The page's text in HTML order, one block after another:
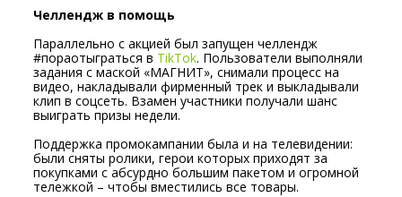
Челлендж в помощь
Параллельно с акцией был запущен челлендж
#пораотыграться в TikTok. Пользователи выполняли
задания с маской «МАГНИТ», снимали процесс на
видео, накладывали фирменный трек и выкладывали
клип в соцсеть. Взамен участники получали шанс
выиграть призы недели.
Поддержка промокампании была и на телевидении:
были сняты ролики, герои которых приходят за
покупками с абсурдно большим пакетом и огромной
тележкой – чтобы вместились все товары.